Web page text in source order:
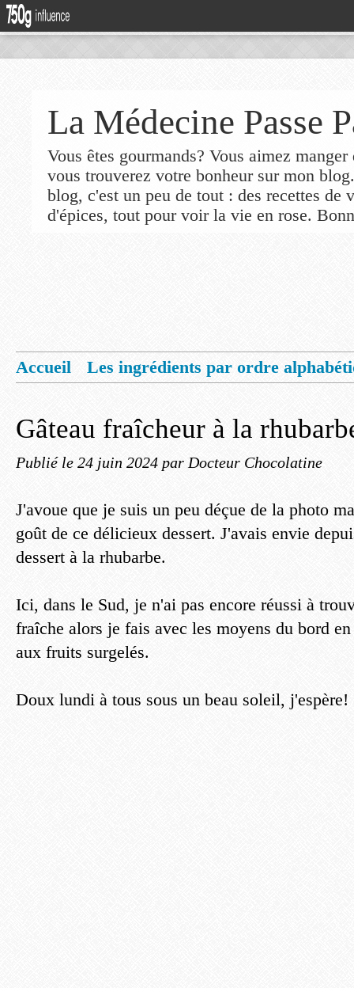
La Médecine Passe
Vous êtes gourmands? Vous aimez
vous trouverez votre bonheur sur mon
blog, c'est un peu de tout : des recettes de
d'épices, tout pour voir la vie en rose.
Accueil
Les ingrédients par ordre
Gâteau fraîcheur à la
Publié le 24 juin 2024 par Docteur Chocolatine
J'avoue que je suis un peu déçue de la photo
goût de ce délicieux dessert. J'avais envie
dessert à la rhubarbe.
Ici, dans le Sud, je n'ai pas encore réussi à
fraîche alors je fais avec les moyens du bord
aux fruits surgelés.
Doux lundi à tous sous un beau soleil, j'espère!